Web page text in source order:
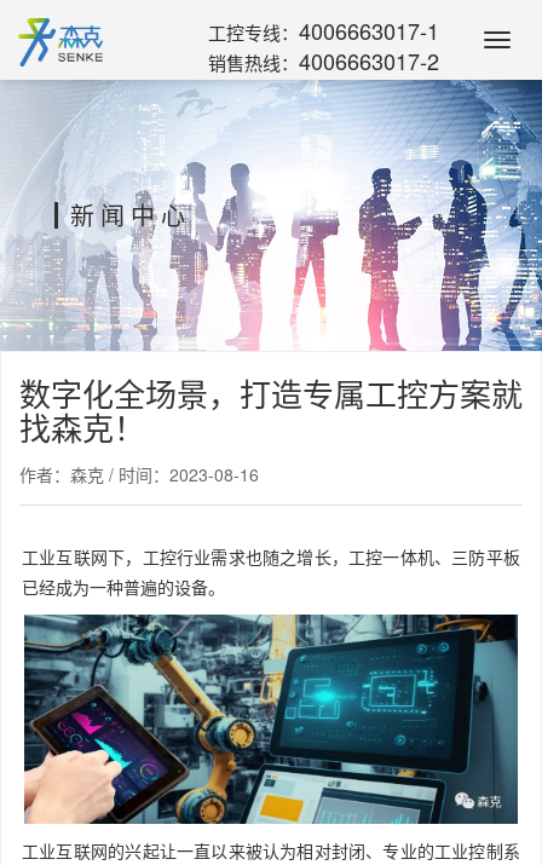
工控专线： 4006663017-1
销售热线： 4006663017-2
新闻中心
数字化全场景，打造专属工控方案就
找森克！
作者：森克 / 时间：2023-08-16
工业互联网下，工控行业需求也随之增长，工控一体机、三防平板
已经成为一种普遍的设备。
工业互联网的兴起让一直以来被认为相对封闭、专业的工业控制系